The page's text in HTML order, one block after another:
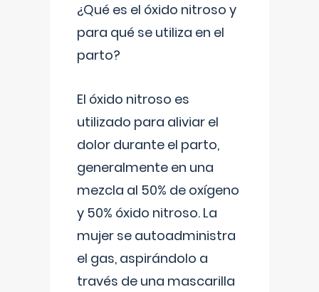
¿Qué es el óxido nitroso y
para qué se utiliza en el
parto?
El óxido nitroso es
utilizado para aliviar el
dolor durante el parto,
generalmente en una
mezcla al 50% de oxígeno
y 50% óxido nitroso. La
mujer se autoadministra
el gas, aspirándolo a
través de una mascarilla